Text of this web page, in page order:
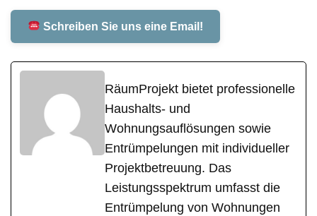
Schreiben Sie uns eine Email!
RäumProjekt bietet professionelle
Haushalts- und
Wohnungsauflösungen sowie
Entrümpelungen mit individueller
Projektbetreuung. Das
Leistungsspektrum umfasst die
Entrümpelung von Wohnungen